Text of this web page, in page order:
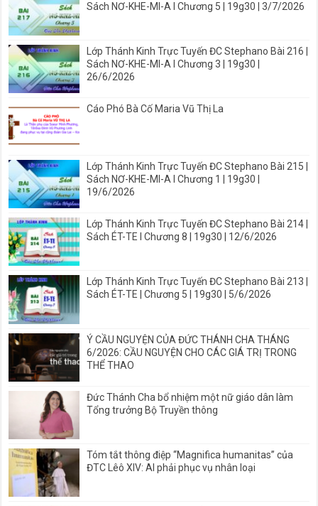
Sách NƠ-KHE-MI-A I Chương 5 | 19g30 | 3/7/2026
Lớp Thánh Kinh Trực Tuyến ĐC Stephano Bài 216 |
Sách NƠ-KHE-MI-A I Chương 3 | 19g30 |
26/6/2026
Cáo Phó Bà Cố Maria Vũ Thị La
Lớp Thánh Kinh Trực Tuyến ĐC Stephano Bài 215 |
Sách NƠ-KHE-MI-A I Chương 1 | 19g30 |
19/6/2026
Lớp Thánh Kinh Trực Tuyến ĐC Stephano Bài 214 |
Sách ÉT-TE I Chương 8 | 19g30 | 12/6/2026
Lớp Thánh Kinh Trực Tuyến ĐC Stephano Bài 213 |
Sách ÉT-TE | Chương 5 | 19g30 | 5/6/2026
Ý CẦU NGUYỆN CỦA ĐỨC THÁNH CHA THÁNG
6/2026: CẦU NGUYỆN CHO CÁC GIÁ TRỊ TRONG
THỂ THAO
Đức Thánh Cha bổ nhiệm một nữ giáo dân làm
Tổng trưởng Bộ Truyền thông
Tóm tắt thông điệp “Magnifica humanitas” của
ĐTC Lêô XIV: AI phải phục vụ nhân loại